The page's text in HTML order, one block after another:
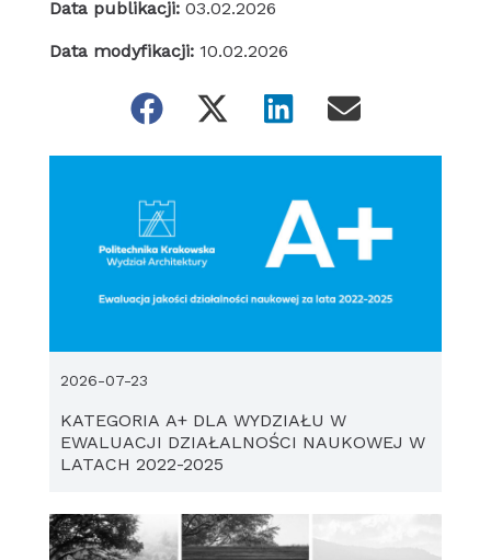
Data publikacji: 03.02.2026
Data modyfikacji: 10.02.2026
KATEGORIA A+ DLA WYDZIAŁU W
EWALUACJI DZIAŁALNOŚCI NAUKOWEJ W
LATACH 2022-2025
2026-07-23